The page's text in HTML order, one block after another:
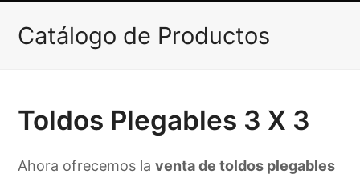
Catálogo de Productos
Toldos Plegables 3 X 3
Ahora ofrecemos laventa de toldos plegables